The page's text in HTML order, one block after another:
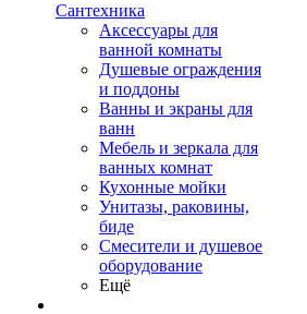
Сантехника
Аксессуары для
ванной комнаты
Душевые ограждения
и поддоны
Ванны и экраны для
ванн
Мебель и зеркала для
ванных комнат
Кухонные мойки
Унитазы, раковины,
биде
Смесители и душевое
оборудование
Ещё